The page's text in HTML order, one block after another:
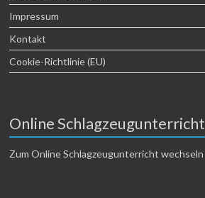
Impressum
Kontakt
Cookie-Richtlinie (EU)
Online Schlagzeugunterricht
Zum Online Schlagzeugunterricht wechseln